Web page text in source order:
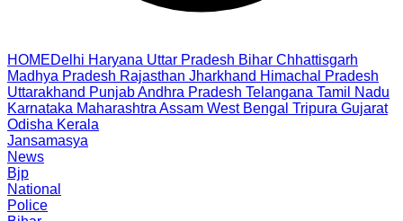
HOMEDelhi Haryana Uttar Pradesh Bihar Chhattisgarh
Madhya Pradesh Rajasthan Jharkhand Himachal Pradesh
Uttarakhand PunjabAndhra Pradesh Telangana Tamil Nadu
Karnataka Maharashtra Assam West Bengal Tripura Gujarat
Odisha Kerala
Jansamasya
News
Bjp
National
Police